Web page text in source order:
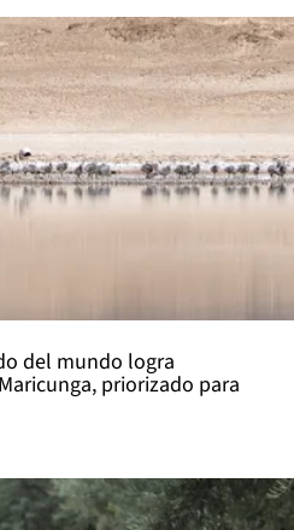
del mundo logra
priorizado para